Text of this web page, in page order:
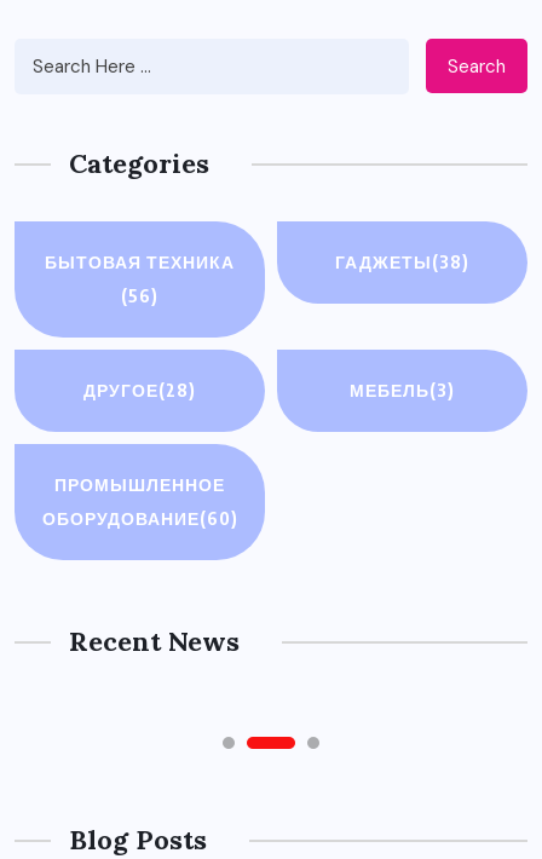
Search
Categories
БЫТОВАЯ ТЕХНИКА
(56)
ГАДЖЕТЫ(38)
ДРУГОЕ(28) МЕБЕЛЬ(3)
ПРОМЫШЛЕННОЕ
ОБОРУДОВАНИЕ(60)
Recent News
Как научиться грамотно
экономить деньги и
оптимизировать ежедневные
Blog Posts